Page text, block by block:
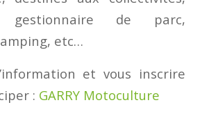
gestionnaire de parc,
etc…
et vous inscrire
: GARRY Motoculture